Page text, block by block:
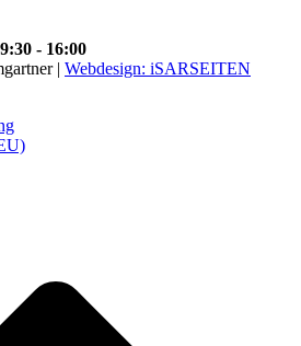
- 16:00
| Webdesign: iSARSEITEN